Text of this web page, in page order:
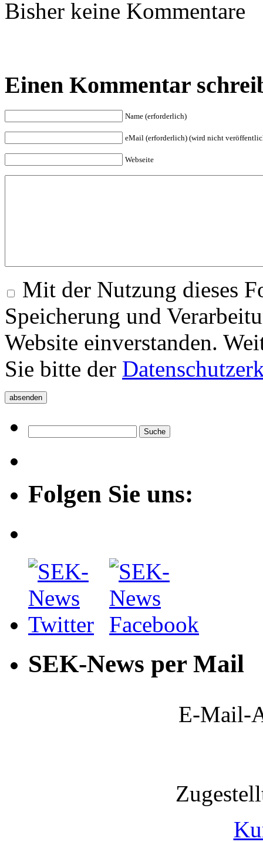
Bisher keine Kommentare
Einen Kommentar
Name (erforderlich)
eMail (erforderlich) (wird nicht
Webseite
Mit der Nutzung dieses
Speicherung und
Website einverstanden.
Sie bitte der
Folgen Sie uns:
SEK-News per Mail
E-Mail-